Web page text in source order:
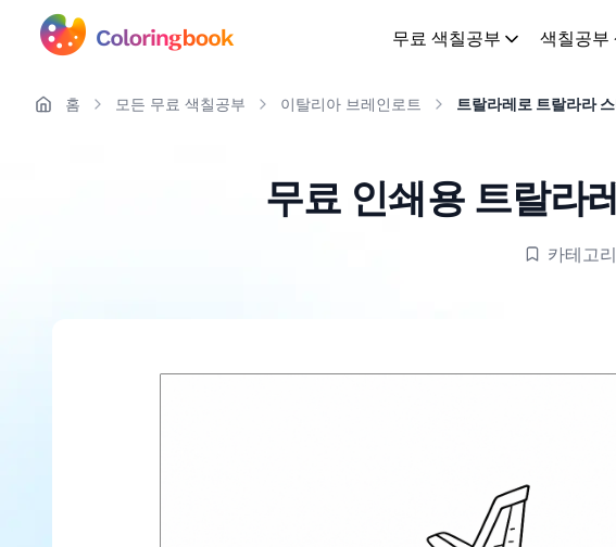
무료 색칠공부 색칠공부
홈 모든 무료 색칠공부 이탈리아 브레인로트 트랄라레로 트랄라라
무료 인쇄용 트랄라
카테고